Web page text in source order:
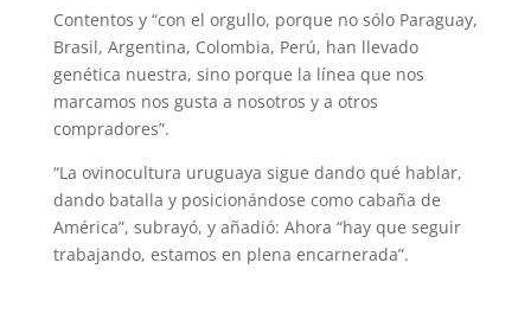
Contentos y “con el orgullo, porque no sólo Paraguay,
Brasil, Argentina, Colombia, Perú, han llevado
genética nuestra, sino porque la línea que nos
marcamos nos gusta a nosotros y a otros
compradores”.
“La ovinocultura uruguaya sigue dando qué hablar,
dando batalla y posicionándose como cabaña de
América”, subrayó, y añadió: Ahora “hay que seguir
trabajando, estamos en plena encarnerada”.